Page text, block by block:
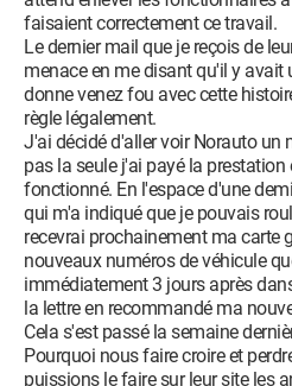
faisaient correctement ce travail.
Le dernier mail que je reçois de
menace en me disant qu'il y avait
donne venez fou avec cette
règle légalement.
J'ai décidé d'aller voir Norauto un
pas la seule j'ai payé la
fonctionné. En l'espace d'une
qui m'a indiqué que je pouvais
recevrai prochainement ma carte
nouveaux numéros de véhicule
immédiatement 3 jours après
la lettre en recommandé ma
Cela s'est passé la semaine
Pourquoi nous faire croire et
puissions le faire sur leur site les